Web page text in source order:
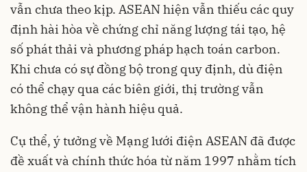
vẫn chưa theo kịp. ASEAN hiện vẫn thiếu các quy
định hài hòa về chứng chỉ năng lượng tái tạo, hệ
số phát thải và phương pháp hạch toán carbon.
Khi chưa có sự đồng bộ trong quy định, dù điện
có thể chạy qua các biên giới, thị trường vẫn
không thể vận hành hiệu quả.
Cụ thể, ý tưởng về Mạng lưới điện ASEAN đã được
đề xuất và chính thức hóa từ năm 1997 nhằm tích